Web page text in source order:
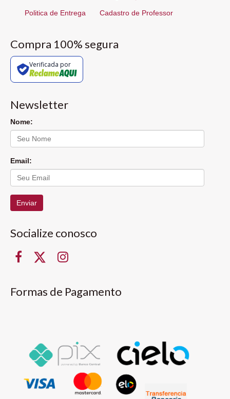
Politica de Entrega Cadastro de Professor
Compra 100% segura
Verificada por
Newsletter
Nome:
Email:
Enviar
Socialize conosco
Formas de Pagamento